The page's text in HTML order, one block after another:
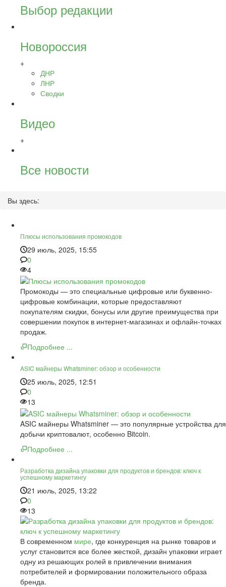
Выбор редакции
Новороссия
+
ДНР
ЛНР
Сводки
Видео
+
Все новости
Вы здесь:
Плюсы использования промокодов
29 июль, 2025, 15:55
0
4
Промокоды — это специальные цифровые или буквенно-
цифровые комбинации, которые предоставляют
покупателям скидки, бонусы или другие преимущества при
совершении покупок в интернет-магазинах и офлайн-точках
продаж.
Подробнее ...
ASIC майнеры Whatsminer: обзор и особенности
25 июль, 2025, 12:51
0
13
ASIC майнеры Whatsminer — это популярные устройства для
добычи криптовалют, особенно Bitcoin.
Подробнее ...
Разработка дизайна упаковки для продуктов и брендов: ключ к
успешному маркетингу
21 июль, 2025, 13:22
0
13
В современном мире, где конкуренция на рынке товаров и
услуг становится все более жесткой, дизайн упаковки играет
одну из решающих ролей в привлечении внимания
потребителей и формировании положительного образа
бренда.